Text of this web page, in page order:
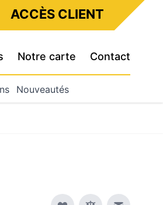
ACCÈS CLIENT
Notre carte Contact
Nouveautés